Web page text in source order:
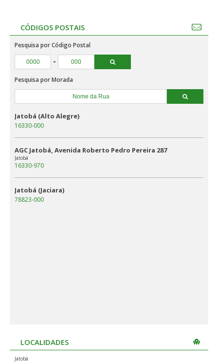
CÓDIGOS POSTAIS
Pesquisa por Código Postal
-
Pesquisa por Morada
Jatobá (Alto Alegre)
16330-000
AGC Jatobá, Avenida Roberto Pedro Pereira 287
Jatobá
16330-970
Jatobá (Jaciara)
78823-000
LOCALIDADES
Jatobá